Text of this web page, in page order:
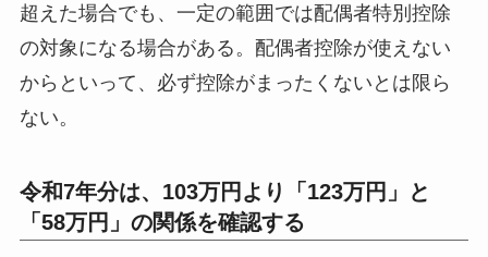
超えた場合でも、一定の範囲では配偶者特別控除
の対象になる場合がある。配偶者控除が使えない
からといって、必ず控除がまったくないとは限ら
ない。
令和7年分は、103万円より「123万円」と
「58万円」の関係を確認する